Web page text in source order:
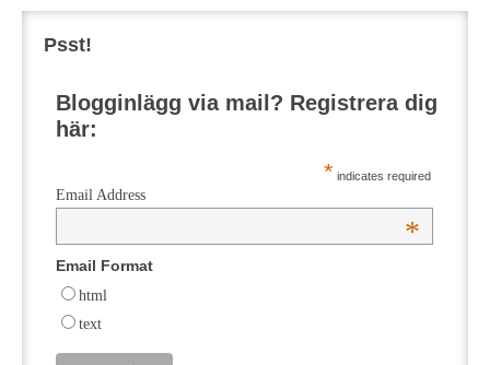
Psst!
Blogginlägg via mail? Registrera dig
här:
* indicates required
Email Address
*
Email Format
html
text